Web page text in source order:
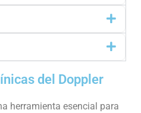
del Doppler
herramienta esencial para